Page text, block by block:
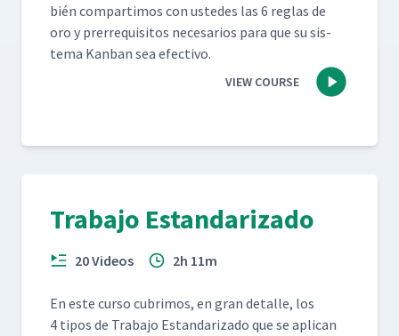
bién com­par­ti­mos con ust­edes las 6 reglas de
oro y pre­rreq­ui­si­tos nece­sar­ios para que su sis­
tema Kan­ban sea efectivo.
VIEW COURSE
Trabajo Estandarizado
20 Videos 2h 11m
En este cur­so cub­ri­mos, en gran detalle, los
4 tipos de Tra­ba­jo Estandariza­do que se apli­can